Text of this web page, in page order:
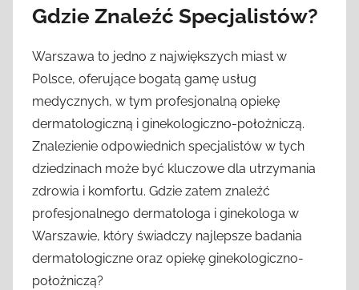
Gdzie Znaleźć Specjalistów?
Warszawa to jedno z największych miast w
Polsce, oferujące bogatą gamę usług
medycznych, w tym profesjonalną opiekę
dermatologiczną i ginekologiczno-położniczą.
Znalezienie odpowiednich specjalistów w tych
dziedzinach może być kluczowe dla utrzymania
zdrowia i komfortu. Gdzie zatem znaleźć
profesjonalnego dermatologa i ginekologa w
Warszawie, który świadczy najlepsze badania
dermatologiczne oraz opiekę ginekologiczno-
położniczą?